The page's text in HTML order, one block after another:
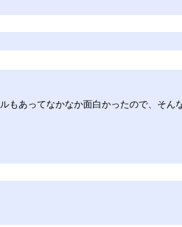
あってなかなか面白かったので、そ